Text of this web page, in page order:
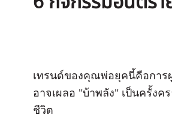
เทรนด์ของคุณพ่อยุคนี้คือกา
อาจเผลอ "บ้าพลัง" เป็นครั้งค
ชีวิต